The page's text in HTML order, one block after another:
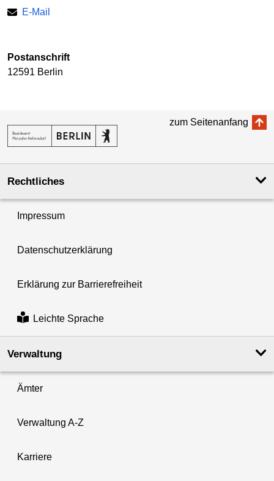
E-Mail
Postanschrift
12591 Berlin
zum Seitenanfang
Rechtliches
Impressum
Datenschutzerklärung
Erklärung zur Barrierefreiheit
Leichte Sprache
Verwaltung
Ämter
Verwaltung A-Z
Karriere